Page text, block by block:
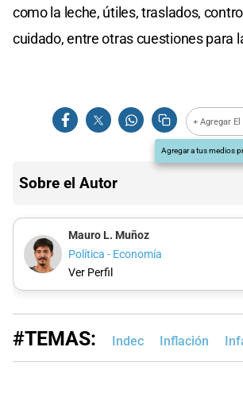
como la leche, útiles, traslados,
cuidado, entre otras cuestiones para
+ Agregar
Agregar a tus medios
Sobre el Autor
Mauro L. Muñoz
Política - Economía
Ver Perfil
#TEMAS: Indec Inflación